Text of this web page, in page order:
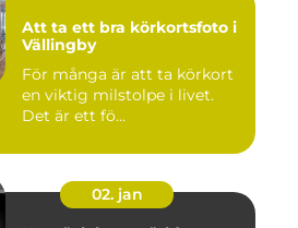
Att ta ett bra körkortsfoto i
Vällingby
För många är att ta körkort
en viktig milstolpe i livet.
Det är ett fö...
02. jan